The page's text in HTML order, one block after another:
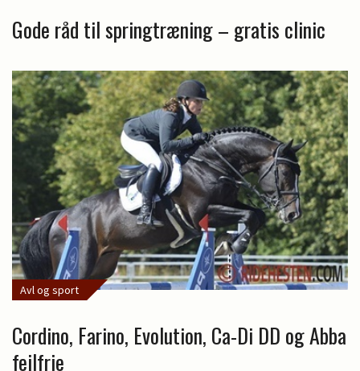
Gode råd til springtræning – gratis clinic
Avl og sport
Cordino, Farino, Evolution, Ca-Di DD og Abba
fejlfrie